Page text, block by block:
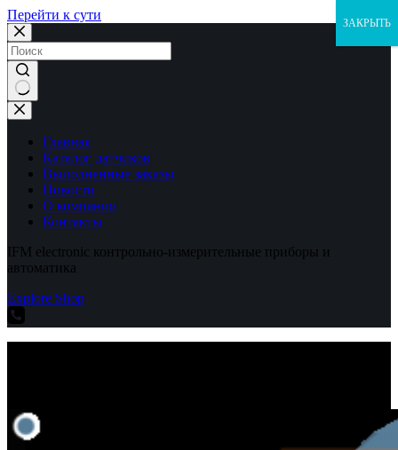
Перейти к сути
Ничего
не
найденоГлавная
Каталог датчиков
Выполненные заказы
Новости
О компании
Контакты
IFM electronic контрольно-измерительные приборы и
автоматика
Explore Shop
ЗАКРЫТЬ